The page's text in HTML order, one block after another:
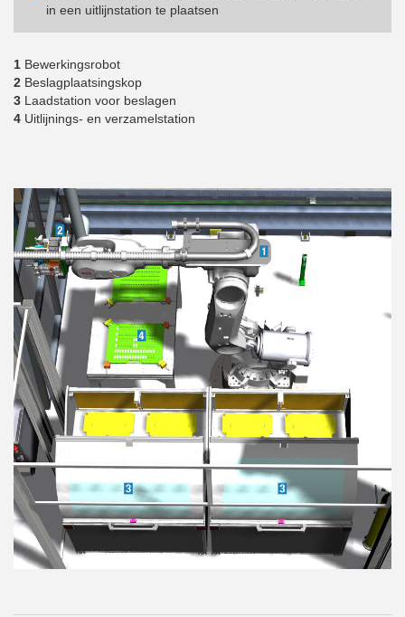
in een uitlijnstation te plaatsen
1 Bewerkingsrobot
2 Beslagplaatsingskop
3 Laadstation voor beslagen
4 Uitlijnings- en verzamelstation